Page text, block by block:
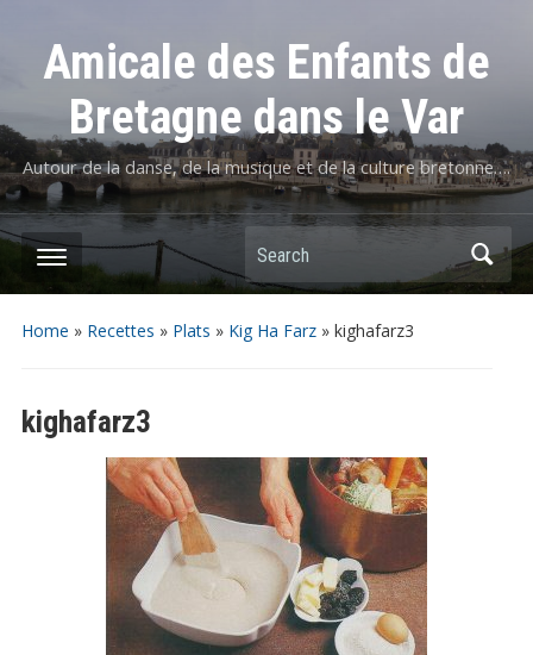
Amicale des Enfants de
Bretagne dans le Var
Autour de la danse, de la musique et de la culture bretonne….
Home » Recettes » Plats » Kig Ha Farz» kighafarz3
kighafarz3